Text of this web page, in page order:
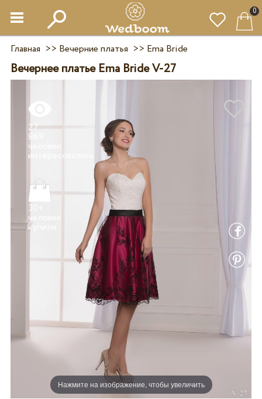
0
Главная >> Вечерние платья >> Ema Bride
Вечернее платье Ema Bride V-27
Нажмите на изображение, чтобы увеличить
27
869
человек
30+
человек